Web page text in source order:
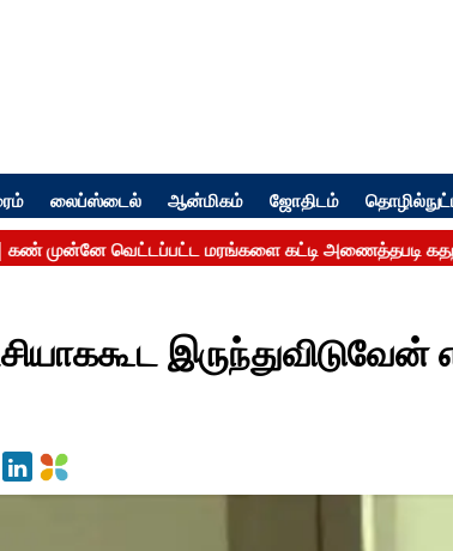
லைப்ஸ்டைல் ஆன்மிகம் ஜோதிடம்
இருந்துவிடுவேன்